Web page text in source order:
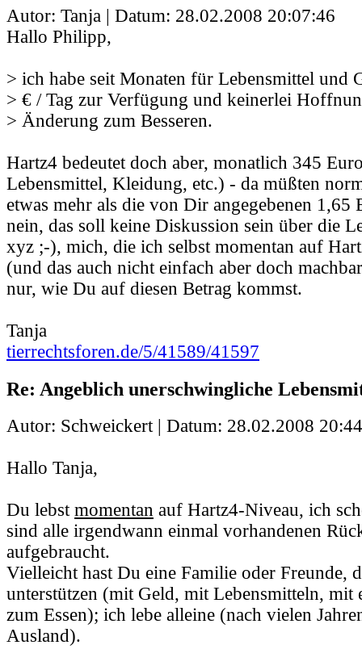
Autor: Tanja | Datum: 28.02.2008 20:07:46
Hallo Philipp,
> ich habe seit Monaten für Lebensmittel und
> € / Tag zur Verfügung und keinerlei
> Änderung zum Besseren.
Hartz4 bedeutet doch aber, monatlich 345
Lebensmittel, Kleidung, etc.) - da müßten
etwas mehr als die von Dir angegebenen
nein, das soll keine Diskussion sein über die
xyz ;-), mich, die ich selbst momentan auf
(und das auch nicht einfach aber doch
nur, wie Du auf diesen Betrag kommst.
Tanja
tierrechtsforen.de/5/41589/41597
Re: Angeblich unerschwingliche
Autor: Schweickert | Datum: 28.02.2008
Hallo Tanja,
Du lebst momentan auf Hartz4-Niveau, ich
sind alle irgendwann einmal vorhandenen
aufgebraucht.
Vielleicht hast Du eine Familie oder Freunde,
unterstützen (mit Geld, mit Lebensmitteln, mit
zum Essen); ich lebe alleine (nach vielen
Ausland).